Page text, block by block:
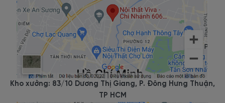
Kho xưởng: 83/10 Dương Thị Giang, P. Đông Hưng Thuận,
TP HCM